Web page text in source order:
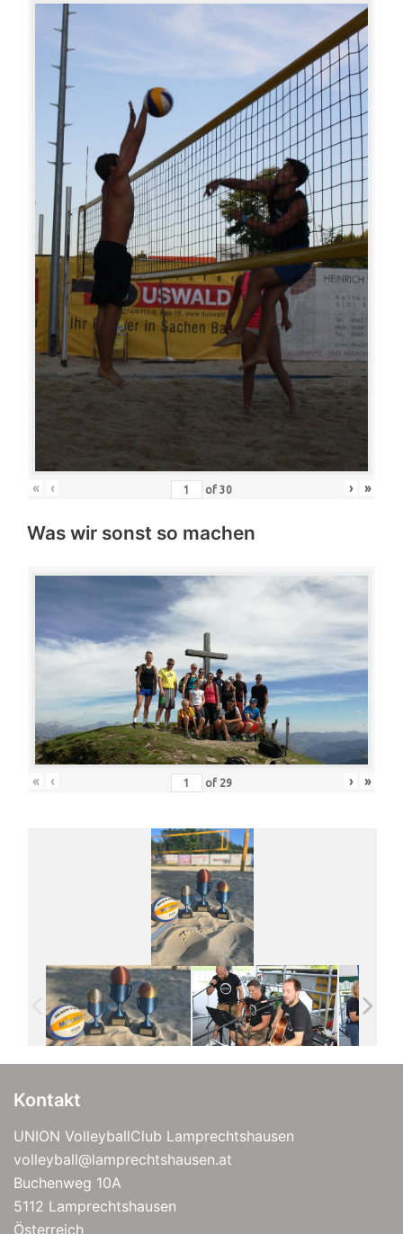
« ‹ of 30 › »
Was wir sonst so machen
« ‹ of 29 › »
Kontakt
UNION VolleyballClub Lamprechtshausen
volleyball@lamprechtshausen.at
Buchenweg 10A
5112 Lamprechtshausen
Österreich